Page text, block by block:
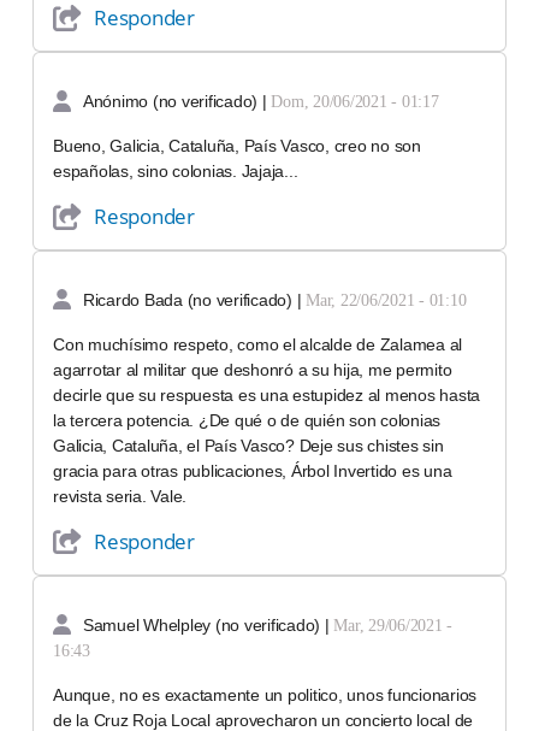
Responder
Anónimo (no verificado) Dom, 20/06/2021 - 01:17
Bueno, Galicia, Cataluña, País Vasco, creo no son
españolas, sino colonias. Jajaja...
Responder
Ricardo Bada (no verificado) Mar, 22/06/2021 - 01:10
Con muchísimo respeto, como el alcalde de Zalamea al
agarrotar al militar que deshonró a su hija, me permito
decirle que su respuesta es una estupidez al menos hasta
la tercera potencia. ¿De qué o de quién son colonias
Galicia, Cataluña, el País Vasco? Deje sus chistes sin
gracia para otras publicaciones, Árbol Invertido es una
revista seria. Vale.
Responder
Samuel Whelpley (no verificado)
Mar, 29/06/2021 -
16:43
Aunque, no es exactamente un politico, unos funcionarios
de la Cruz Roja Local aprovecharon un concierto local de